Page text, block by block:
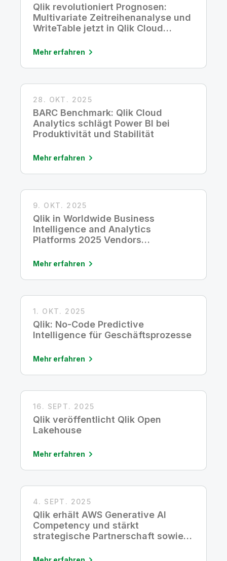
Qlik revolutioniert Prognosen:
Multivariate Zeitreihenanalyse und
WriteTable jetzt in Qlik Cloud
Mehr erfahren
28. OKT. 2025
BARC Benchmark: Qlik Cloud
Analytics schlägt Power BI bei
Produktivität und Stabilität
Mehr erfahren
9. OKT. 2025
Qlik in Worldwide Business
Intelligence and Analytics
Platforms 2025 Vendors
als Leader ausgezeichnet
Mehr erfahren
1. OKT. 2025
Qlik: No-Code Predictive
Intelligence für Geschäftsprozesse
Mehr erfahren
16. SEPT. 2025
Qlik veröffentlicht Qlik Open
Lakehouse
Mehr erfahren
4. SEPT. 2025
Qlik erhält AWS Generative AI
Competency und stärkt
strategische Partnerschaft sowie
AI